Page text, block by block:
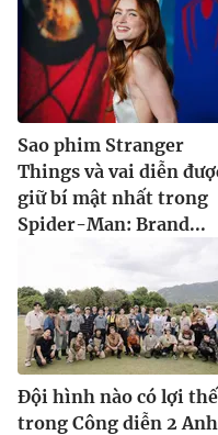
® Cấm sao chép dưới mọi
thuận bằng văn bản. Ghi rõ
thông tin từ website này.
Sao phim Stranger
Things và vai diễn
giữ bí mật nhất trong
Spider-Man: Brand...
Đội hình nào có lợi thế
trong Công diễn 2 Anh